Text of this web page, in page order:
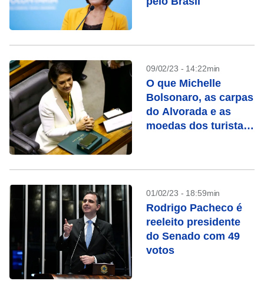
09/02/23 - 14:22min
O que Michelle
Bolsonaro, as carpas
do Alvorada e as
moedas dos turistas
01/02/23 - 18:59min
Rodrigo Pacheco é
reeleito presidente
do Senado com 49
votos